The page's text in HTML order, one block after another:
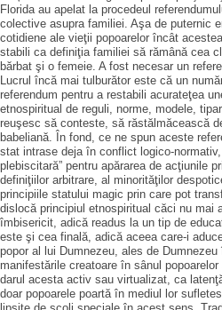
Florida au apelat la procedeul
colective asupra familiei. Aşa de puternic
cotidiene ale vieţii popoarelor încât
stabili ca definiţia familiei să rămână cea
bărbat şi o femeie. A fost necesar un
Lucrul încă mai tulburător este că un
referendum pentru a restabili acurateţea
etnospiritual de reguli, norme, modele,
reuşesc să conteste, să răstălmăcească
babeliană. În fond, ce ne spun aceste
stat intrase deja în conflict logico-
plebiscitară” pentru apărarea de acţiunile
definiţiilor arbitrare, al minorităţilor
principiile statului magic prin care pot
dislocă principiul etnospiritual căci nu mai
îmbisericit, adică readus la un tip de
este şi cea finală, adică aceea care-i
popor al lui Dumnezeu, ales de
manifestările creatoare în sânul
darul acesta activ sau virtualizat, ca
doar popoarele poartă în mediul lor